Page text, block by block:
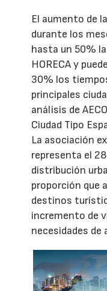
El aumento de
durante los
hasta un 50%
HORECA y
30% los
principales
análisis de
Ciudad Tipo
La asociación
representa el
distribución
proporción que
destinos
incremento de
necesidades